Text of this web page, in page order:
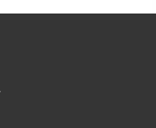
SEGOVIA, MATÍAS